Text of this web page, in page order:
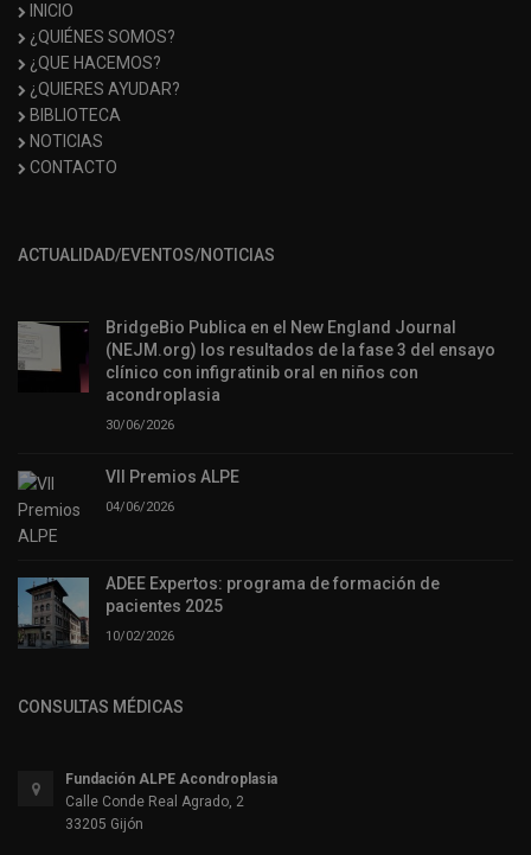
INICIO
¿QUIÉNES SOMOS?
¿QUE HACEMOS?
¿QUIERES AYUDAR?
BIBLIOTECA
NOTICIAS
CONTACTO
ACTUALIDAD/EVENTOS/NOTICIAS
BridgeBio Publica en el New England Journal
(NEJM.org) los resultados de la fase 3 del ensayo
clínico con infigratinib oral en niños con
acondroplasia
30/06/2026
VII Premios ALPE
04/06/2026
ADEE Expertos: programa de formación de
pacientes 2025
10/02/2026
CONSULTAS MÉDICAS
Fundación ALPE Acondroplasia
Calle Conde Real Agrado, 2
33205 Gijón